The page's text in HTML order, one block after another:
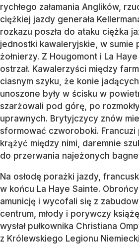
rychłego załamania Anglików,
ciężkiej jazdy generała
rozkazu poszła do ataku ciężka
jednostki kawaleryjskie, w sumie
żołnierzy. Z Hougomont i La
ostrzał. Kawalerzyści między
ciasnym szyku, że konie
unoszone były w ścisku w
szarżowali pod górę, po
uprawnych. Brytyjczycy znów
sformować czworoboki. Francuzi
krążyć między nimi, daremnie
do przerwania najeżonych
Na osłodę porażki jazdy,
w końcu La Haye Sainte.
amunicję i wycofali się z
centrum, młody i porywczy
wysłał pułkownika Christiana
z Królewskiego Legionu